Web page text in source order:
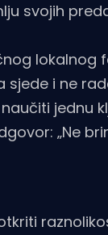
svojih
lokalnog
sjede i ne
jednu
„Ne